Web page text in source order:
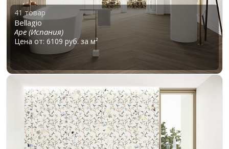
41 товар
Bellagio
Ape (Испания)
Цена от: 6109 руб. за м²